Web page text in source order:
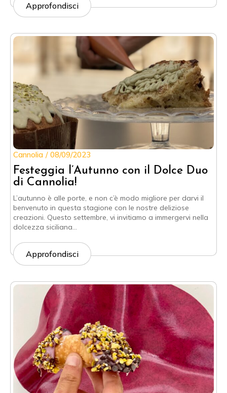
Approfondisci
Festeggia l’Autunno con il Dolce Duo
di Cannolia!
Cannolia 08/09/2023
L’autunno è alle porte, e non c’è modo migliore per darvi il
benvenuto in questa stagione con le nostre deliziose
creazioni. Questo settembre, vi invitiamo a immergervi nella
dolcezza siciliana…
Approfondisci